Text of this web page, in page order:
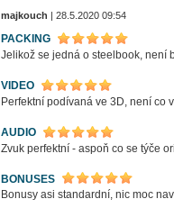
majkouch | 28.5.2020 09:54
PACKING
Jelikož se jedná o steelbook, není
VIDEO
Perfektní podívaná ve 3D, není co
AUDIO
Zvuk perfektní - aspoň co se týče
BONUSES
Bonusy asi standardní, nic moc